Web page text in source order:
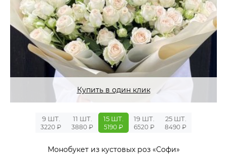
Купить в один клик
9 ШТ.
3220 ₽
11 ШТ.
3880 ₽
15 ШТ.
5190 ₽
19 ШТ.
6520 ₽
25 ШТ.
8490 ₽
Монобукет из кустовых роз «Софи»